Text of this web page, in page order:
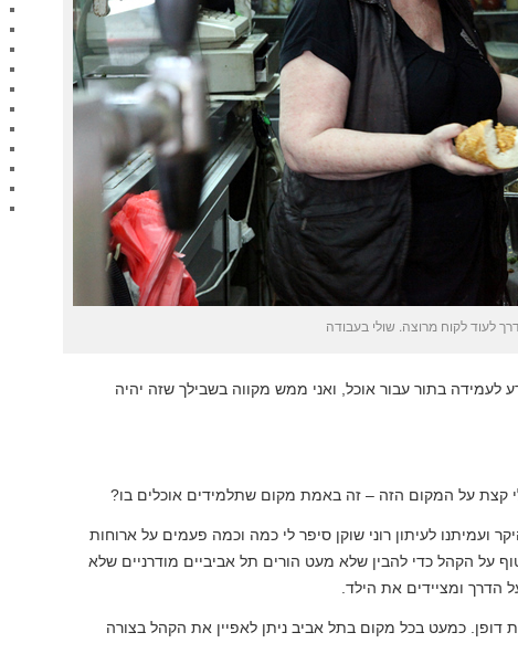
לעוד לקוח מרוצה. שולי בעבודה
בתור עבור אוכל, ואני ממש מקווה בשבילך שזה יהיה
קצת על המקום הזה – זה באמת מקום שתלמידים אוכלים בו?
ועמיתנו לעיתון רוני שוקן סיפר לי כמה וכמה פעמים על ארוחות
על הקהל כדי להבין שלא מעט הורים תל אביביים מודרניים שלא
הדרך ומציידים את הילד.
דופן. כמעט בכל מקום בתל אביב ניתן לאפיין את הקהל בצורה